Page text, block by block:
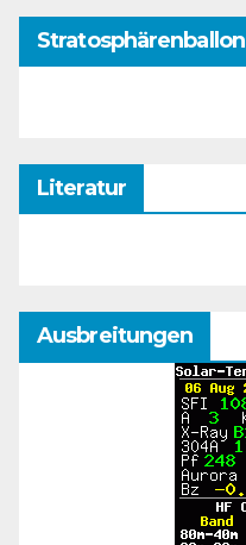
Stratosphärenballon
Literatur
Ausbreitungen